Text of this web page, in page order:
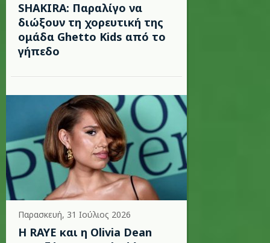
SHAKIRA: Παραλίγο να
διώξουν τη χορευτική της
ομάδα Ghetto Kids από το
γήπεδο
Παρασκευή, 31 Ιούλιος 2026
Η RAYE και η Olivia Dean